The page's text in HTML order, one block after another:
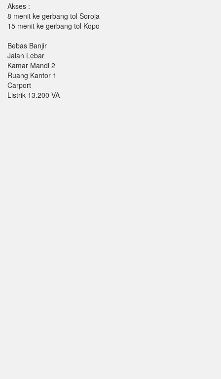
Akses :
8 menit ke gerbang tol Soroja
15 menit ke gerbang tol Kopo
Bebas Banjir
Jalan Lebar
Kamar Mandi 2
Ruang Kantor 1
Carport
Listrik 13.200 VA